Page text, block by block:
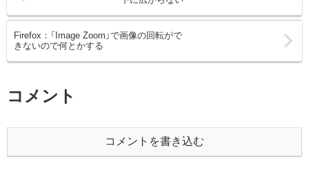
Firefox：「Image Zoom」で画像の回転がで
きないので何とかする
コメント
コメントを書き込む